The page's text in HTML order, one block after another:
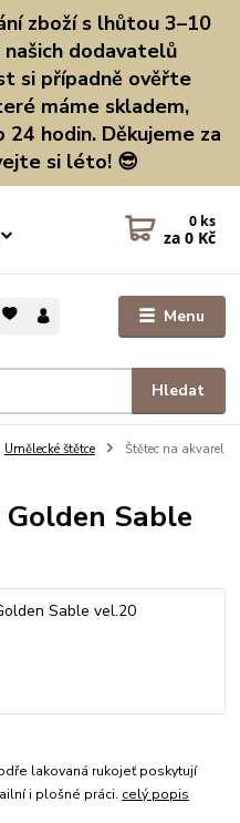
zboží s lhůtou 3–10
dodavatelů
si případně ověřte
máme skladem,
hodin. Děkujeme za
si léto! 😎
Menu
Hledat
0 ks
za 0 Kč
Umělecké štětce
Štětec na akvarel
Sable
lakovaná rukojeť poskytují
i plošné práci. celý popis